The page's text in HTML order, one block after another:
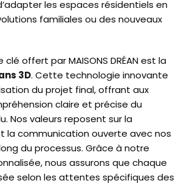
les espaces résidentiels en
familiales ou des nouveaux
offert par MAISONS DRÉAN est la
3D. Cette technologie innovante
du projet final, offrant aux
claire et précise du
Nos valeurs reposent sur la
la communication ouverte avec nos
du processus. Grâce à notre
nous assurons que chaque
selon les attentes spécifiques des